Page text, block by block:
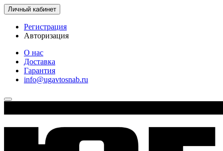
Личный кабинет
Регистрация
Авторизация
О нас
Доставка
Гарантия
info@ugavtosnab.ru